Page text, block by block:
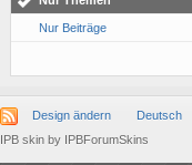
Nur Beiträge
Design ändern Deutsch
IPB skin by IPBForumSkins